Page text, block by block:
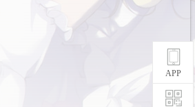
APP